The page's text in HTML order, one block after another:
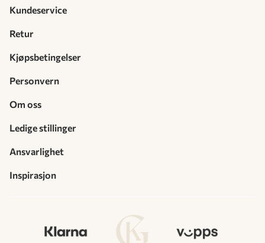
Kundeservice
Retur
Kjøpsbetingelser
Personvern
Om oss
Ledige stillinger
Ansvarlighet
Inspirasjon